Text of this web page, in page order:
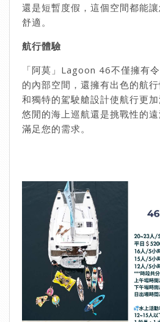
還是短暫度假，這個空間都能
舒適。
航行體驗
「阿莫」Lagoon 46不僅擁有
的內部空間，還擁有出色的航
和獨特的駕駛艙設計使航行更
悠閒的海上巡航還是挑戰性的
滿足您的需求。